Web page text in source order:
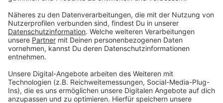
Anzeige
Amt für Arbeitsschutz eingeschaltet
Anzeige